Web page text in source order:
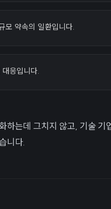
모 약속의 일환입니다.
응입니다.
하는데 그치지 않고, 기술 기
니다.